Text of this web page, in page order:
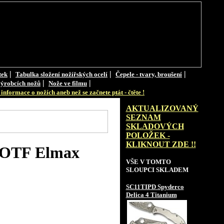
| Tabulka složení nožířských ocelí | Čepele - tvary, broušení |
nožů | Nože ve filmu |
o nožích aneb než se začnete ptát - čtěte !
Elmax
AKTUALIZOVANÝ
SEZNAM
SKLADOVÝCH
POLOŽEK -
KLIKNOUT ZDE !!
VŠE V TOMTO
SLOUPCI SKLADEM
SC11TIPD Spyderco
Delica 4 Titanium